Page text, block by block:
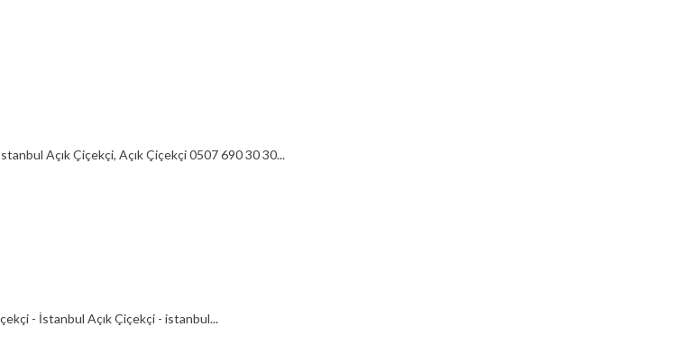
Açık Çiçekçi, Açık Çiçekçi 0507 690 30 30...
- İstanbul Açık Çiçekçi - istanbul...